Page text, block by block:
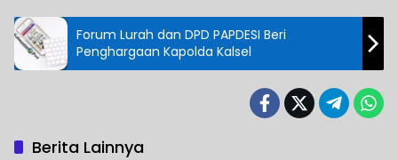
Forum Lurah dan DPD PAPDESI Beri
Penghargaan Kapolda Kalsel
Berita Lainnya